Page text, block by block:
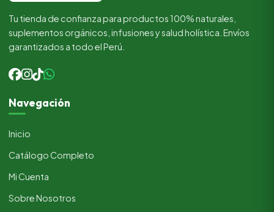
Tu tienda de confianza para productos 100% naturales,
suplementos orgánicos, infusiones y salud holística. Envíos
garantizados a todo el Perú.
Navegación
Inicio
Catálogo Completo
Mi Cuenta
Sobre Nosotros